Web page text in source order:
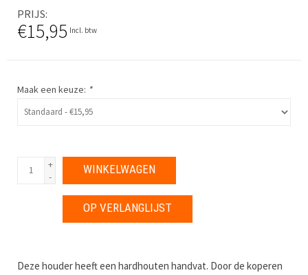
PRIJS
€15,95 Incl. btw
Maak een keuze: *
+
-
WINKELWAGEN
OP VERLANGLIJST
Deze houder heeft een hardhouten handvat. Door de koperen